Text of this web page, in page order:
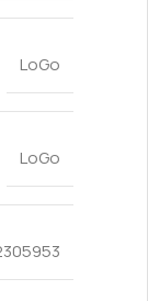
LoGo
LoGo